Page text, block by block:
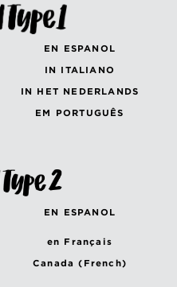
EN ESPANOL
IN ITALIANO
IN HET NEDERLANDS
EM PORTUGUÊS
EN ESPANOL
en Français
Canada (French)